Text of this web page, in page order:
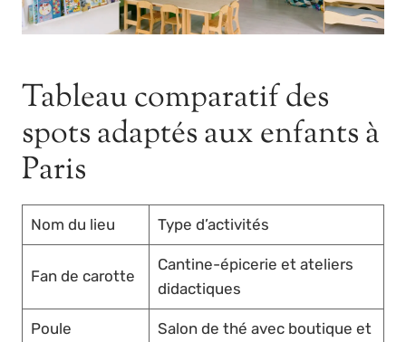
Tableau comparatif des
spots adaptés aux enfants à
Paris
Nom du lieu Type d’activités
Fan de carotte
Cantine-épicerie et ateliers
didactiques
Poule
Salon de thé avec boutique et